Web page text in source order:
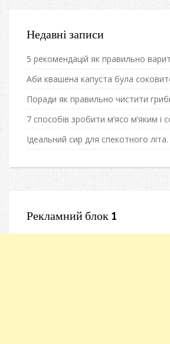
Недавні записи
5 рекомендацій як правильно
Аби квашена капуста була
Поради як правильно чистити
7 способів зробити м’ясо м’яким і
Ідеальний сир для спекотного літа.
Рекламний блок 1